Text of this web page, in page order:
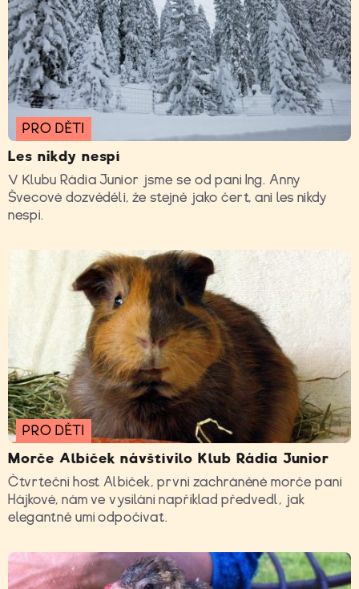
PRO DĚTI
Les nikdy nespí
V Klubu Rádia Junior jsme se od paní Ing. Anny
Švecové dozvěděli, že stejně jako čert, ani les nikdy
nespí.
PRO DĚTI
Morče Albíček návštívilo Klub Rádia Junior
Čtvrteční host Albíček, první zachráněné morče paní
Hájkové, nám ve vysílání například předvedl, jak
elegantně umí odpočívat.